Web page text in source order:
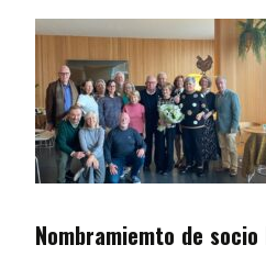
Nombramiemto de